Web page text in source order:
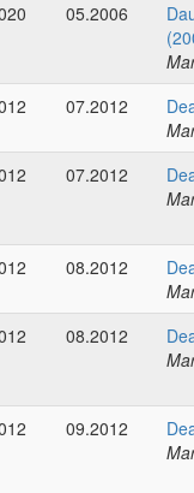
05.2006
07.2012
07.2012
08.2012
08.2012
09.2012